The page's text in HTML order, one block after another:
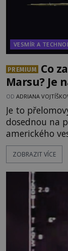
VESMÍR A
PREMIUM
Co
Marsu? Je
OD ADRIANA
Je to
dosednou na
amerického
jsou schopny
opředené
zvané
připomínající
ZOBRAZIT VÍCE